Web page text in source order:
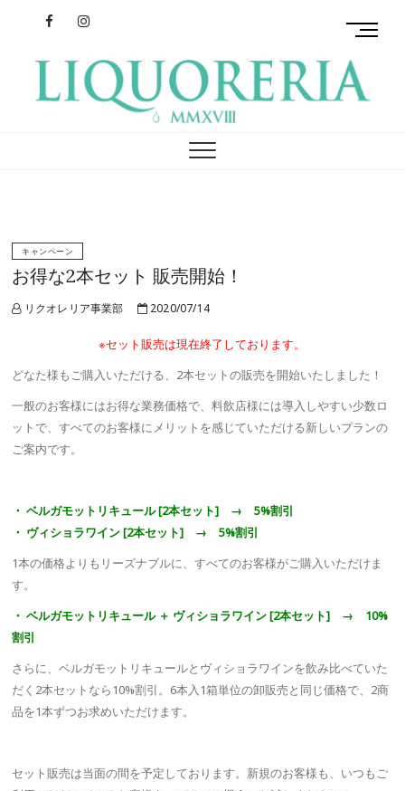
FacebookInstagram
リクオレリア
M
u
キャンペーン
お得な2本セット 販売開始！
リクオレリア事業部 2020/07/14
※セット販売は現在終了しております。
どなた様もご購入いただける、2本セットの販売を開始いたしました！
一般のお客様にはお得な業務価格で、料飲店様には導入しやすい少数ロ
ットで、すべてのお客様にメリットを感じていただける新しいプランの
ご案内です。
・ ベルガモットリキュール [2本セット] → 5%割引
・ ヴィショラワイン [2本セット] → 5%割引
1本の価格よりもリーズナブルに、すべてのお客様がご購入いただけま
す。
・ ベルガモットリキュール ＋ ヴィショラワイン [2本セット] → 10%
割引
さらに、ベルガモットリキュールとヴィショラワインを飲み比べていた
だく2本セットなら10%割引。6本入1箱単位の卸販売と同じ価格で、2商
品を1本ずつお求めいただけます。
セット販売は当面の間を予定しております。新規のお客様も、いつもご